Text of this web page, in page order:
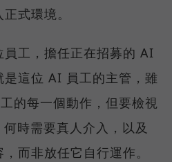
式環境。
工，擔任正在招募的 AI
是這位 AI 員工的主管，雖
的每一個動作，但要檢視
時需要真人介入，以及
而非放任它自行運作。